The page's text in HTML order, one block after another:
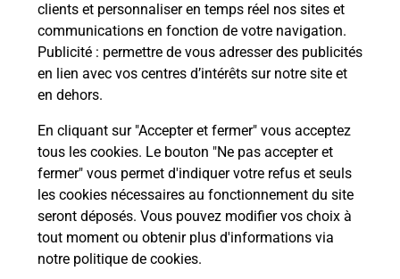
clients et personnaliser en temps réel nos sites et
communications en fonction de votre navigation.
Publicité : permettre de vous adresser des publicités
en lien avec vos centres d’intérêts sur notre site et
en dehors.
En cliquant sur "Accepter et fermer" vous acceptez
tous les cookies. Le bouton "Ne pas accepter et
fermer" vous permet d'indiquer votre refus et seuls
les cookies nécessaires au fonctionnement du site
seront déposés. Vous pouvez modifier vos choix à
tout moment ou obtenir plus d'informations via
notre politique de cookies.
Découvrez nos offres.
En savoir plus
Localiser Liste
Liste - examen code de la route
Vendée - examen code de la route